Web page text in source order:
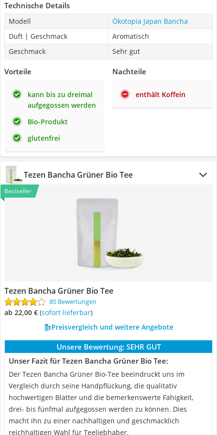
Technische Details
Modell
Ökotopia Japan Bancha
Duft | Geschmack
Aromatisch
Geschmack
Sehr gut
Vorteile
kann bis zu dreimal
aufgegossen werden
Bio-Produkt
glutenfrei
Nachteile
enthält Koffein
Tezen Bancha Grüner Bio Tee
Bestseller
Tezen Bancha Grüner Bio Tee
85 Bewertungen
ab 22,00 € ( Sofort lieferbar)
Preisvergleich und weitere Angebote
Unsere Bewertung: SEHR GUT
Unser Fazit für Tezen Bancha Grüner Bio Tee:
Der Tezen Bancha Grüner Bio-Tee beeindruckt uns im
Vergleich durch seine Handpflückung, die qualitativ
hochwertigen Blätter und die bemerkenswerte Fähigkeit,
drei- bis fünfmal aufgegossen werden zu können. Dies
macht ihn zu einer nachhaltigen und geschmacklich
reichhaltigen Wahl für Teeliebhaber.